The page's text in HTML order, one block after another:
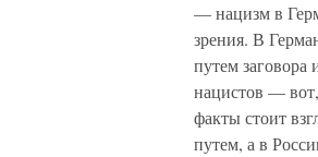
— нацизм в
зрения. В
путем заговора
нацистов —
факты стоит
путем, а в